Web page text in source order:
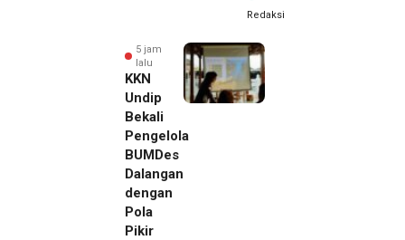
Redaksi
5 jam
lalu
KKN
Undip
Bekali
Pengelola
BUMDes
Dalangan
dengan
Pola
Pikir